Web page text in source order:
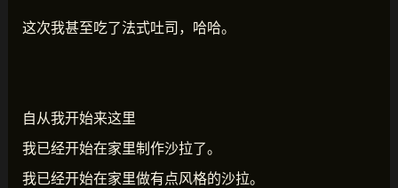
这次我甚至吃了法式吐司，哈哈。
自从我开始来这里
我已经开始在家里制作沙拉了。
我已经开始在家里做有点风格的沙拉。